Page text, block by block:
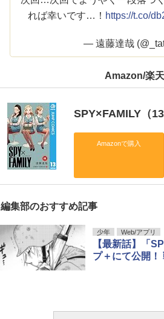
れば幸いです…！ https://t.co/
— 遠藤達哉
Amazon/楽
SPY×FAMILY（13
Amazonで購入
編集部のおすすめ記事
少年 Web/アプリ
【最新話】「
プ＋にて公開！